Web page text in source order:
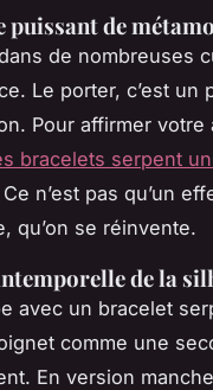
puissant de
de nombreuses
Le porter, c’est un
Pour affirmer
bracelets serpent
n’est pas qu’un
qu’on se réinvente.
de la
avec un bracelet
comme une
En version